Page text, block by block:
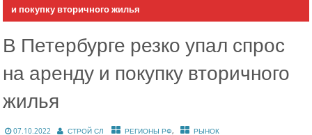
и покупку вторичного жилья
В Петербурге резко упал спрос
на аренду и покупку вторичного
жилья
07.10.2022 СТРОЙ СЛ РЕГИОНЫ РФ,
РЫНОК